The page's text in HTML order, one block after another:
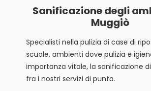
Sanificazione degli
Muggiò
Specialisti nella pulizia di case di
scuole, ambienti dove pulizia e
importanza vitale, la sanificazione
fra i nostri servizi di punta.